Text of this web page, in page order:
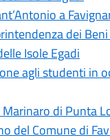
a
dei
Isole Egadi
agli studenti in
di Punta
del Comune di